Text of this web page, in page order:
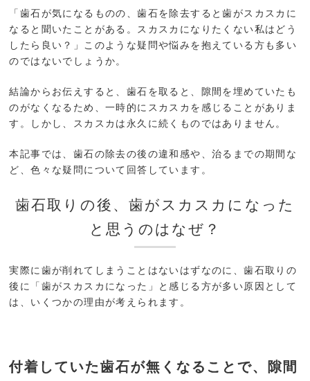
「歯石が気になるものの、歯石を除去すると歯がスカスカに
なると聞いたことがある。スカスカになりたくない私はどう
したら良い？」このような疑問や悩みを抱えている方も多い
のではないでしょうか。
結論からお伝えすると、歯石を取ると、隙間を埋めていたも
のがなくなるため、一時的にスカスカを感じることがありま
す。しかし、スカスカは永久に続くものではありません。
本記事では、歯石の除去の後の違和感や、治るまでの期間な
ど、色々な疑問について回答しています。
歯石取りの後、歯がスカスカになった
と思うのはなぜ？
実際に歯が削れてしまうことはないはずなのに、歯石取りの
後に「歯がスカスカになった」と感じる方が多い原因として
は、いくつかの理由が考えられます。
付着していた歯石が無くなることで、隙間